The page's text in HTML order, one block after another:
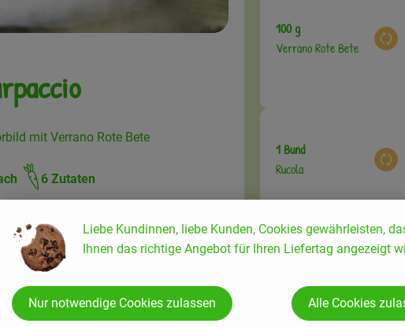
mit Verrano Rote Bete
6 Zutaten
Rezept speichern
100 g
Verrano Rote Bete
1 Bund
Rucola
Pinienkerne
Liebe Kundinnen, liebe Kunden, Cookies gewährleisten,
Ihnen das richtige Angebot für Ihren Liefertag angezeigt
Nur notwendige Cookies zulassen Alle Cookies